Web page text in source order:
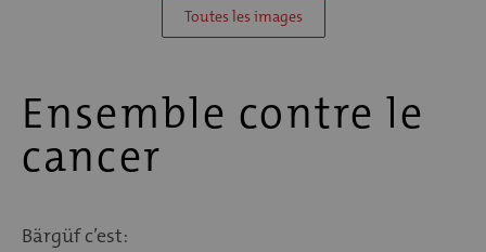
Toutes les images
Ensemble contre le
cancer
Bärgüf c’est: